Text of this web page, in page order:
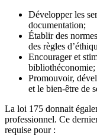
Développer les
documentation;
Établir des
des règles
Encourager et
bibliothéconomie;
Promouvoir,
et le bien-être de
La loi 175 donnait
professionnel. Ce
requise pour :